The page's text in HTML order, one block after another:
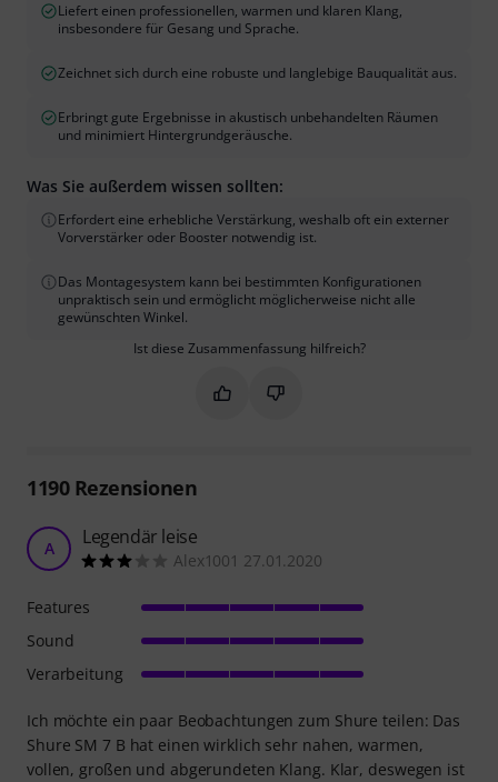
Liefert einen professionellen, warmen und klaren Klang,
insbesondere für Gesang und Sprache.
Zeichnet sich durch eine robuste und langlebige Bauqualität aus.
Erbringt gute Ergebnisse in akustisch unbehandelten Räumen
und minimiert Hintergrundgeräusche.
Was Sie außerdem wissen sollten:
Erfordert eine erhebliche Verstärkung, weshalb oft ein externer
Vorverstärker oder Booster notwendig ist.
Das Montagesystem kann bei bestimmten Konfigurationen
unpraktisch sein und ermöglicht möglicherweise nicht alle
gewünschten Winkel.
Ist diese Zusammenfassung hilfreich?
Markieren Sie diese
Markieren Sie diese
1190Rezensionen
A Legendär leise
Alex1001 27.01.2020
Ich möchte ein paar Beobachtungen zum Shure teilen: Das
Shure SM 7 B hat einen wirklich sehr nahen, warmen,
vollen, großen und abgerundeten Klang. Klar, deswegen ist
Features
Sound
Verarbeitung